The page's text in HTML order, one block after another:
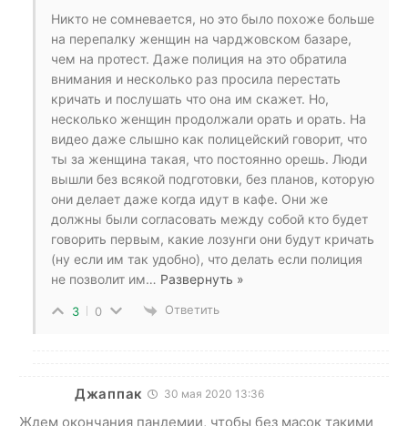
Никто не сомневается, но это было похоже больше
на перепалку женщин на чарджовском базаре,
чем на протест. Даже полиция на это обратила
внимания и несколько раз просила перестать
кричать и послушать что она им скажет. Но,
несколько женщин продолжали орать и орать. На
видео даже слышно как полицейский говорит, что
ты за женщина такая, что постоянно орешь. Люди
вышли без всякой подготовки, без планов, которую
они делает даже когда идут в кафе. Они же
должны были согласовать между собой кто будет
говорить первым, какие лозунги они будут кричать
(ну если им так удобно), что делать если полиция
не позволит им… Развернуть »
3 0 Ответить
Джаппак 30 мая 2020 13:36
Ждем окончания пандемии, чтобы без масок такими